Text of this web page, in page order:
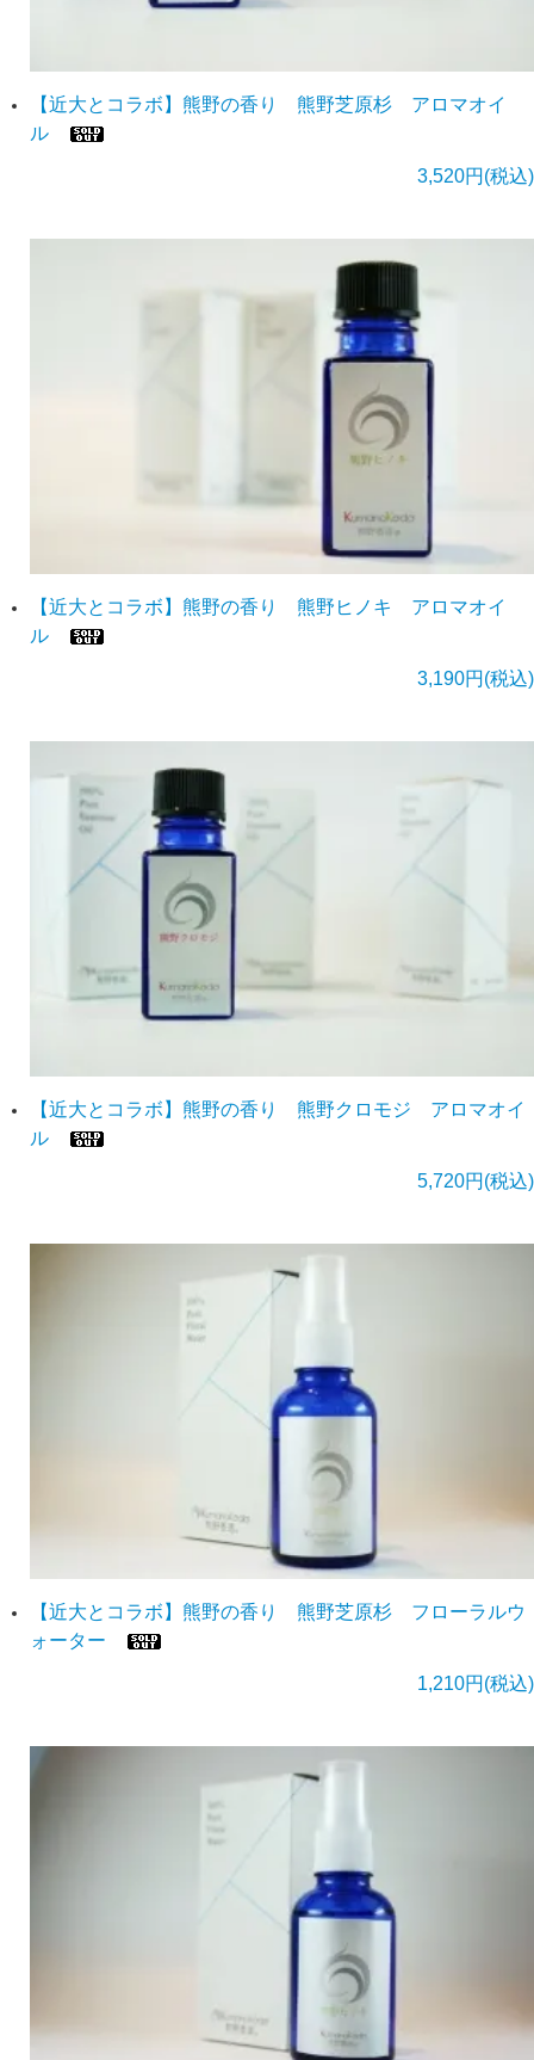
【近大とコラボ】熊野の香り 熊野芝原杉 アロマオイ
ル
3,520円(税込)
【近大とコラボ】熊野の香り 熊野ヒノキ アロマオイ
ル
3,190円(税込)
【近大とコラボ】熊野の香り 熊野クロモジ アロマオイ
ル
5,720円(税込)
【近大とコラボ】熊野の香り 熊野芝原杉 フローラルウ
ォーター
1,210円(税込)